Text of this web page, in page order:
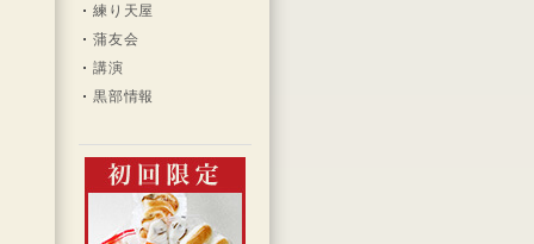
練り天屋
蒲友会
講演
黒部情報